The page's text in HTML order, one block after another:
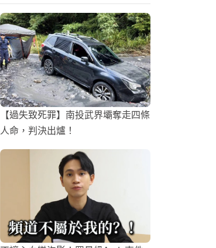
【過失致死罪】南投武界壩奪走四條
人命，判決出爐！